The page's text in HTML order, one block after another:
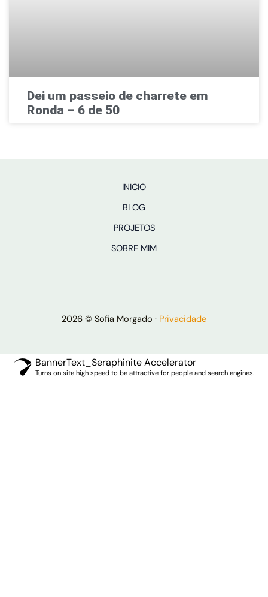
Dei um passeio de charrete em
Ronda – 6 de 50
INICIO
BLOG
PROJETOS
SOBRE MIM
2026 © Sofia Morgado · Privacidade
BannerText_Seraphinite Accelerator
Turns on site high speed to be attractive for people and search engines.